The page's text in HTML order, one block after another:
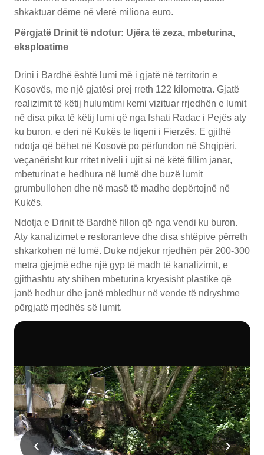
shkaktuar dëme në vlerë miliona euro.
Përgjatë Drinit të ndotur: Ujëra të zeza, mbeturina,
eksploatime
Drini i Bardhë është lumi më i gjatë në territorin e
Kosovës, me një gjatësi prej rreth 122 kilometra. Gjatë
realizimit të këtij hulumtimi kemi vizituar rrjedhën e lumit
në disa pika të këtij lumi që nga fshati Radac i Pejës aty
ku buron, e deri në Kukës te liqeni i Fierzës. E gjithë
ndotja që bëhet në Kosovë po përfundon në Shqipëri,
veçanërisht kur rritet niveli i ujit si në këtë fillim janar,
mbeturinat e hedhura në lumë dhe buzë lumit
grumbullohen dhe në masë të madhe depërtojnë në
Kukës.
Ndotja e Drinit të Bardhë fillon që nga vendi ku buron.
Aty kanalizimet e restoranteve dhe disa shtëpive përreth
shkarkohen në lumë. Duke ndjekur rrjedhën për 200-300
metra gjejmë edhe një gyp të madh të kanalizimit, e
gjithashtu aty shihen mbeturina kryesisht plastike që
janë hedhur dhe janë mbledhur në vende të ndryshme
përgjatë rrjedhës së lumit.
‹ ›